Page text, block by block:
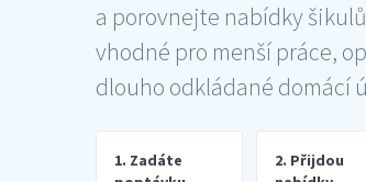
a porovnejte nabídky
vhodné pro menší práce,
dlouho odkládané domácí
1. Zadáte
2. Přijdou